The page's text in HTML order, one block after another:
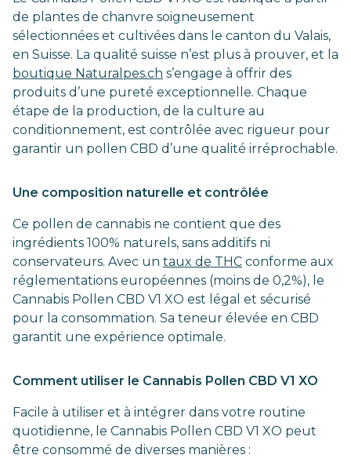
de plantes de chanvre soigneusement
sélectionnées et cultivées dans le canton du Valais,
en Suisse. La qualité suisse n’est plus à prouver, et la
boutique Naturalpes.ch s’engage à offrir des
produits d’une pureté exceptionnelle. Chaque
étape de la production, de la culture au
conditionnement, est contrôlée avec rigueur pour
garantir un pollen CBD d’une qualité irréprochable.
Une composition naturelle et contrôlée
Ce pollen de cannabis ne contient que des
ingrédients 100% naturels, sans additifs ni
conservateurs. Avec un taux de THC conforme aux
réglementations européennes (moins de 0,2%), le
Cannabis Pollen CBD V1 XO est légal et sécurisé
pour la consommation. Sa teneur élevée en CBD
garantit une expérience optimale.
Comment utiliser le Cannabis Pollen CBD V1 XO
Facile à utiliser et à intégrer dans votre routine
quotidienne, le Cannabis Pollen CBD V1 XO peut
être consommé de diverses manières :